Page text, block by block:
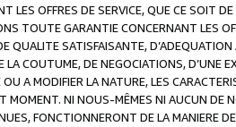
LES OFFRES DE SERVICE, QUE CE SOIT
TOUTE GARANTIE CONCERNANT LES
QUALITE SATISFAISANTE,
LA COUTUME, DE NEGOCIATIONS, D’UNE
OU A MODIFIER LA NATURE, LES
MOMENT. NI NOUS-MÊMES NI AUCUN DE
FONCTIONNERONT DE LA MANIERE